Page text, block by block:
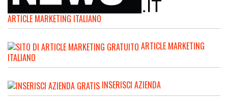
ARTICLE MARKETING ITALIANO
ARTICLE MARKETING
ITALIANO
INSERISCI AZIENDA